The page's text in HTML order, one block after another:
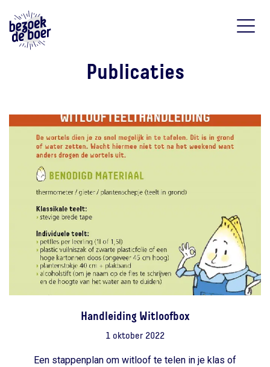
Publicaties
Handleiding Witloofbox
1 oktober 2022
Een stappenplan om witloof te telen in je klas of